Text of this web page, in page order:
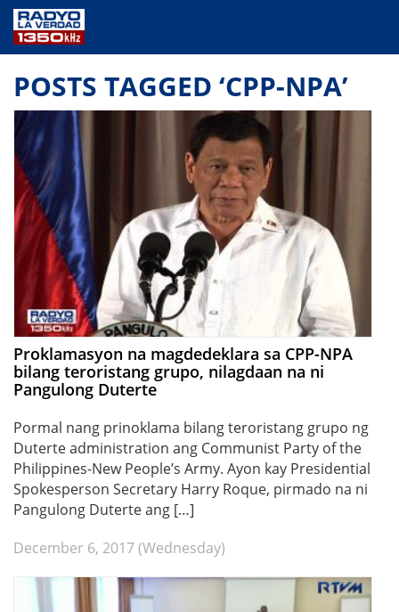
PUBLIC SERVICE
ANNOUNCEMENTS
PROGRAMS
ABOUT
CONTACT US
POSTS TAGGED ‘CPP-NPA’
Proklamasyon na magdedeklara sa CPP-NPA
bilang teroristang grupo, nilagdaan na ni
Pangulong Duterte
Pormal nang prinoklama bilang teroristang grupo ng
Duterte administration ang Communist Party of the
Philippines-New People’s Army. Ayon kay Presidential
Spokesperson Secretary Harry Roque, pirmado na ni
Pangulong Duterte ang […]
December 6, 2017 (Wednesday)